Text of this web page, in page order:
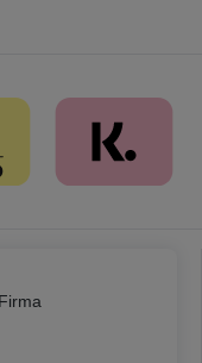
Firma